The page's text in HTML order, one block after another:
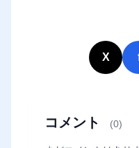
X
コメント (0)